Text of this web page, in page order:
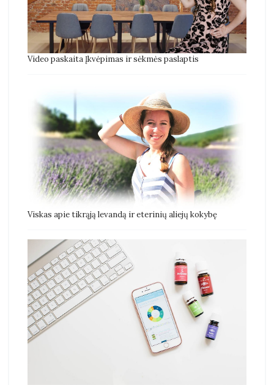
Video paskaita Įkvėpimas ir sėkmės paslaptis
Viskas apie tikrąją levandą ir eterinių aliejų kokybę